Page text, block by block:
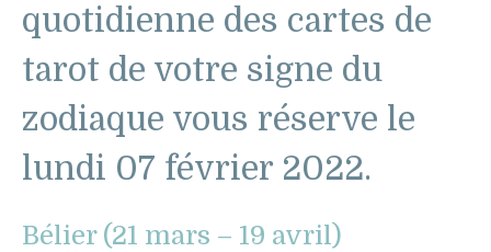
quotidienne des cartes de
tarot de votre signe du
zodiaque vous réserve le
lundi 07 février 2022.
Bélier (21 mars – 19 avril)